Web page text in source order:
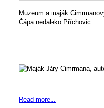
Muzeum a maják
Čápa nedaleko Příchovic
Read more...